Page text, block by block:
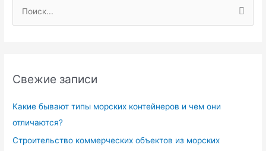
к
Свежие записи
Какие бывают типы морских контейнеров и чем они
отличаются?
Строительство коммерческих объектов из морских